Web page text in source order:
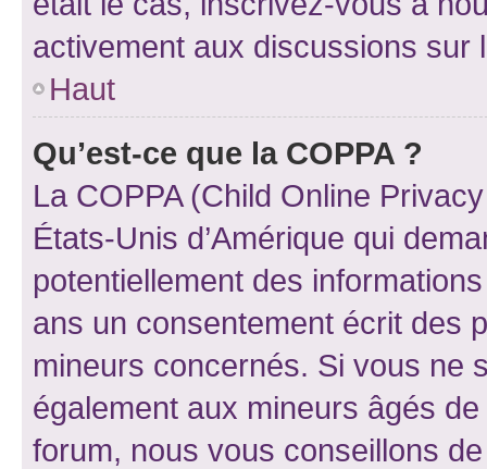
activement aux discussions sur
Haut
Qu’est-ce que la COPPA ?
La COPPA (Child Online
États-Unis d’Amérique qui
potentiellement des
ans un consentement écrit des
mineurs concernés. Si vous ne
également aux mineurs âgés
forum, nous vous conseillons